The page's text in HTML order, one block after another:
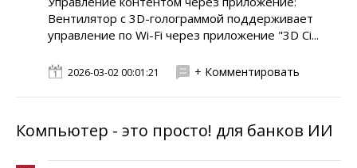
Вентилятор с 3D-голограммой поддерживает
управление по Wi-Fi через приложение "3D Ci...
2026-03-02 00:01:21 + Комментировать
Компьютер - это просто! для банков ИИ